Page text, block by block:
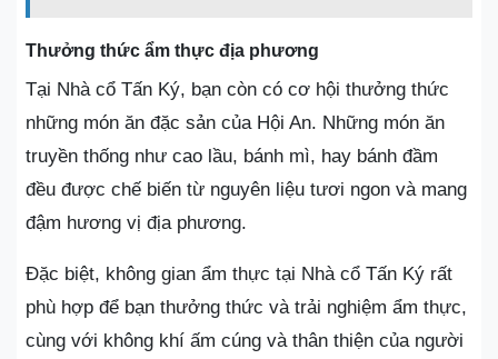
Thưởng thức ẩm thực địa phương
Tại Nhà cổ Tấn Ký, bạn còn có cơ hội thưởng thức
những món ăn đặc sản của Hội An. Những món ăn
truyền thống như cao lầu, bánh mì, hay bánh đầm
đều được chế biến từ nguyên liệu tươi ngon và mang
đậm hương vị địa phương.
Đặc biệt, không gian ẩm thực tại Nhà cổ Tấn Ký rất
phù hợp để bạn thưởng thức và trải nghiệm ẩm thực,
cùng với không khí ấm cúng và thân thiện của người